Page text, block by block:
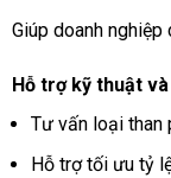
Giúp doanh nghiệp
Hỗ trợ kỹ thuật
Tư vấn loại than
Hỗ trợ tối ưu tỷ